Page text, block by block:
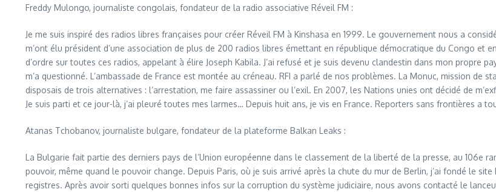
Freddy Mulongo, journaliste congolais, fondateur de la radio associative Réveil FM :
Je me suis inspiré des radios libres françaises pour créer Réveil FM à Kinshasa en 1999. Le gouvernement nous a
m’ont élu président d’une association de plus de 200 radios libres émettant en république démocratique du Congo et
d’ordre sur toutes ces radios, appelant à élire Joseph Kabila. J’ai refusé et je suis devenu clandestin dans mon propre
m’a questionné. L’ambassade de France est montée au créneau. RFI a parlé de nos problèmes. La Monuc, mission de
disposais de trois alternatives : l’arrestation, me faire assassiner ou l’exil. En 2007, les Nations unies ont décidé de
Je suis parti et ce jour-là, j’ai pleuré toutes mes larmes… Depuis huit ans, je vis en France. Reporters sans frontières a
Atanas Tchobanov, journaliste bulgare, fondateur de la plateforme Balkan Leaks :
La Bulgarie fait partie des derniers pays de l’Union européenne dans le classement de la liberté de la presse, au 106e
pouvoir, même quand le pouvoir change. Depuis Paris, où je suis arrivé après la chute du mur de Berlin, j’ai fondé le
registres. Après avoir sorti quelques bonnes infos sur la corruption du système judiciaire, nous avons contacté le